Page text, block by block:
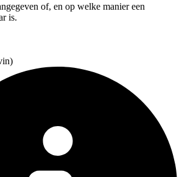
of, en op welke manier een
is.